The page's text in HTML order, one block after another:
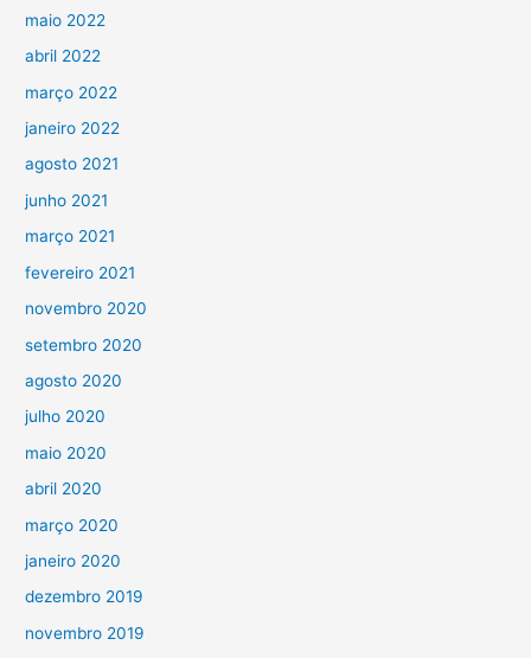
maio 2022
abril 2022
março 2022
janeiro 2022
agosto 2021
junho 2021
março 2021
fevereiro 2021
novembro 2020
setembro 2020
agosto 2020
julho 2020
maio 2020
abril 2020
março 2020
janeiro 2020
dezembro 2019
novembro 2019